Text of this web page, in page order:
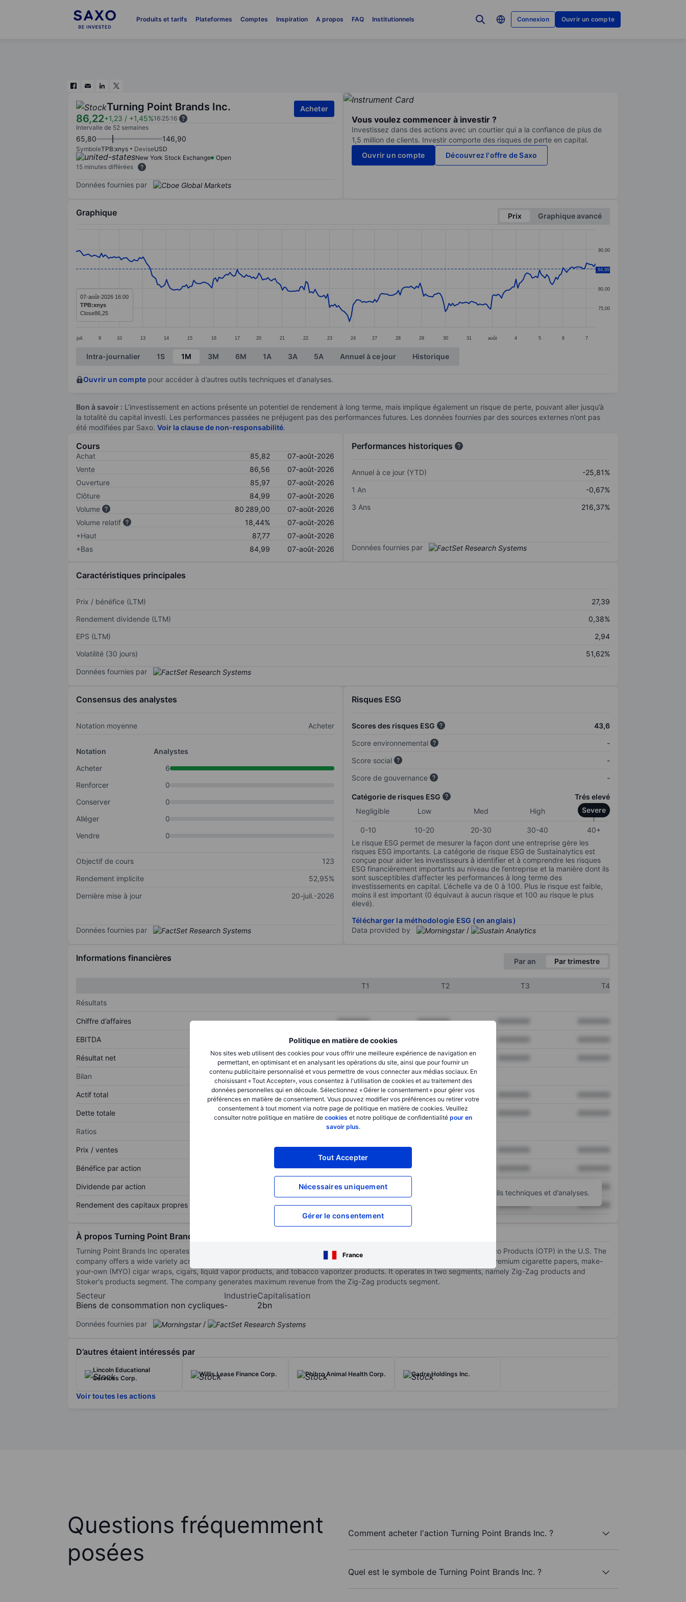
Produits et tarifs Plateformes Comptes Inspiration A propos FAQ Institutionnels Connexion Ouvrir un compte
Politique en matière de cookies
Nos sites web utilisent des cookies pour vous offrir une meilleure expérience de navigation en
permettant, en optimisant et en analysant les opérations du site, ainsi que pour fournir un
contenu publicitaire personnalisé et vous permettre de vous connecter aux médias sociaux. En
choisissant « Tout Accepter», vous consentez à l'utilisation de cookies et au traitement des
données personnelles qui en découle. Sélectionnez « Gérer le consentement » pour gérer vos
préférences en matière de consentement. Vous pouvez modifier vos préférences ou retirer votre
consentement à tout moment via notre page de politique en matière de cookies. Veuillez
consulter notre politique en matière de cookies et notre politique de confidentialité pour en
savoir plus.
Tout Accepter
Nécessaires uniquement
Gérer le consentement
France
Turning Point Brands Inc.
86,22+1,23 / +1,45%16:25:16
Acheter
Intervalle de 52 semaines
65,80 146,90
SymboleTPB:xnys DeviseUSD
New York Stock Exchange
Open
15 minutes différées
Données fournies par
Vous voulez commencer à investir ?
Investissez dans des actions avec un courtier qui a la confiance de plus de
1,5 million de clients. Investir comporte des risques de perte en capital.
Ouvrir un compte
Découvrez l'offre de Saxo
Graphique Prix
Graphique avancé
Line chart with 288 data points.
The chart has 1 X axis displaying categories.
The chart has 1 Y axis displaying values. Data ranges from 71.41 to 89.65.
juil. 9 10 13 14 15 16 17 20 21 22 23 24 27 28 29 30 31 août 4 5 6 7
75,00
80,00
85,00
90,00
84,99
07-août-2026 16:00
TPB:xnys
Close86,25
End of interactive chart.
Intra-journalier 1S 1M 3M 6M 1A 3A 5A Annuel à ce jour Historique
Ouvrir un compte pour accéder à d’autres outils techniques et d’analyses.
Bon à savoir : L’investissement en actions présente un potentiel de rendement à long terme, mais implique également un risque de perte, pouvant aller jusqu’à
la totalité du capital investi. Les performances passées ne préjugent pas des performances futures. Les données fournies par des sources externes n’ont pas
été modifiées par Saxo. Voir la clause de non-responsabilité.
Cours
Achat 85,82
07-août-2026
Vente
86,56
07-août-2026
Ouverture
85,97
07-août-2026
Clôture
84,99
07-août-2026
Volume
80 289,00
07-août-2026
Volume relatif
18,44%
07-août-2026
+Haut
87,77
07-août-2026
+Bas
84,99 07-août-2026
Performances historiques
Annuel à ce jour (YTD)
-25,81%
1 An
-0,67%
3 Ans
216,37%
Données fournies par
Caractéristiques principales
Prix / bénéfice (LTM)
27,39
Rendement dividende (LTM)
0,38%
EPS (LTM)
2,94
Volatilité (30 jours)
51,62%
Données fournies par
Consensus des analystes
Notation moyenne Acheter
Notation
Analystes
Acheter
6
Renforcer
0
Conserver
0
Alléger
0
Vendre
0
Objectif de cours
123
Rendement implicite
52,95%
Dernière mise à jour
20-juil.-2026
Données fournies par
Risques ESG
Scores des risques ESG
43,6
Score environnemental
-
Score social
-
Score de gouvernance
-
Catégorie de risques ESG
Trés elevé
Negligible
Low Med High Severe
0-10 10-20 20-30 30-40
40+
Le risque ESG permet de mesurer la façon dont une entreprise gère les
risques ESG importants. La catégorie de risque ESG de Sustainalytics est
conçue pour aider les investisseurs à identifier et à comprendre les risques
ESG financièrement importants au niveau de l’entreprise et la manière dont ils
sont susceptibles d’affecter les performances à long terme des
investissements en capital. L’échelle va de 0 à 100. Plus le risque est faible,
moins il est important (0 équivaut à aucun risque et 100 au risque le plus
élevé).
Télécharger la méthodologie ESG (en anglais)
Data provided by
/
Informations financières Par an Par trimestre
T1 T2 T3
T4
Résultats
Chiffre d’affaires XXXXXXX XXXXXXX
EBITDA XXXXXXX
Résultat net XXXXXXX XXXXXXX
Bilan
Actif total XXXXXXX XXXXXXX
Dette totale XXXXXXX XXXXXXX
Ratios
Prix / ventes XXXXXXX
Bénéfice par action XXXXXXX
Dividende par action XXXXXXX
Rendement des capitaux propres XXXXXXX XXXXXXX XXXXXXX
Ouvrir un compte pour accéder à d’autres outils techniques et d’analyses.
À propos Turning Point Brands Inc.
Turning Point Brands Inc operates as a manufacturer, marketer, and provider of consumer products that include Other Tobacco Products (OTP) in the U.S. The
company offers a wide variety across the OTP spectrum, including moist snuff tobacco (MST), loose-leaf chewing tobacco, premium cigarette papers, make-
your-own (MYO) cigar wraps, cigars, liquid vapor products, and tobacco vaporizer products. It operates in two segments, namely Zig-Zag products and
Stoker's products segment. The company generates maximum revenue from the Zig-Zag products segment.
Secteur
Biens de consommation non cycliques
Industrie
-
Capitalisation
2bn
Données fournies par /
D’autres étaient intéressés par
Lincoln Educational
Services Corp.
Willis Lease Finance Corp. Phibro Animal Health Corp. Cadre Holdings Inc.
Voir toutes les actions
Questions fréquemment
posées
Comment acheter l'action Turning Point Brands Inc. ?
Quel est le symbole de Turning Point Brands Inc. ?